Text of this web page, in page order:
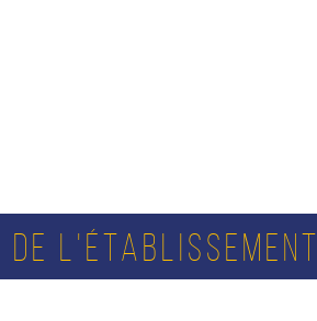
DE L'ÉTABLISSEMENT